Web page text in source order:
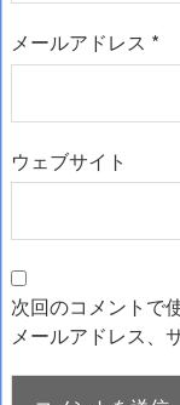
メールアドレス *
ウェブサイト
次回のコメントで
メールアドレス、